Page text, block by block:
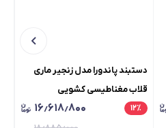
دستبند پاندورا مدل زنجیر ماری
قلاب مغناطیسی کشویی
۱۲٪ ۱۶٫۶۱۸٫۸۰۰